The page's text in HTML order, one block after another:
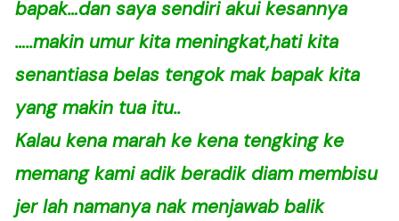
bapak…dan saya sendiri akui kesannya
…..makin umur kita meningkat,hati kita
senantiasa belas tengok mak bapak kita
yang makin tua itu..
Kalau kena marah ke kena tengking ke
memang kami adik beradik diam membisu
jer lah namanya nak menjawab balik